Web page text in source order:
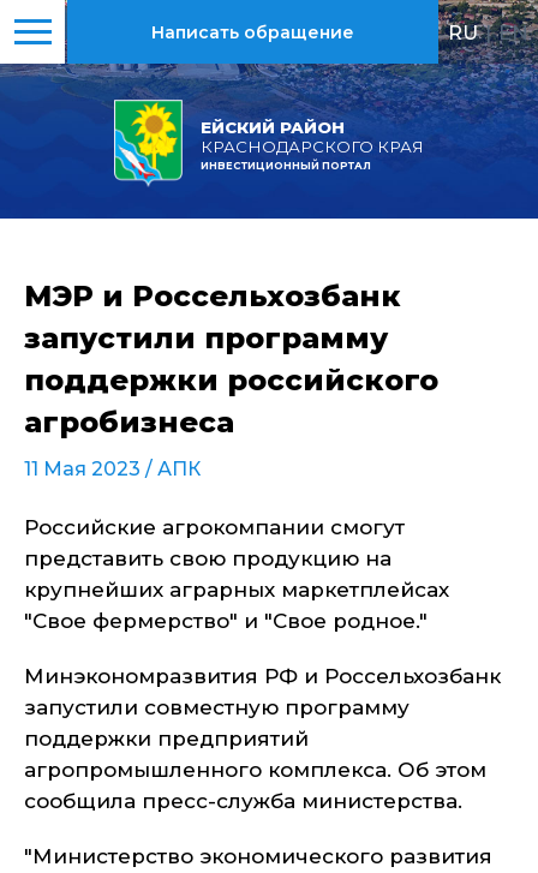
ЕЙСКИЙ РАЙОН
КРАСНОДАРСКОГО КРАЯ
ИНВЕСТИЦИОННЫЙ ПОРТАЛ
Написать обращение RU | EN
МЭР и Россельхозбанк
запустили программу
поддержки российского
агробизнеса
11 Мая 2023 / АПК
Российские агрокомпании смогут
представить свою продукцию на
крупнейших аграрных маркетплейсах
"Свое фермерство" и "Свое родное."
Минэкономразвития РФ и Россельхозбанк
запустили совместную программу
поддержки предприятий
агропромышленного комплекса. Об этом
сообщила пресс-служба министерства.
"Министерство экономического развития